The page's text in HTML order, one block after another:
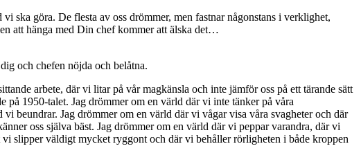
ska göra. De flesta av oss drömmer, men fastnar någonstans i verklighet,
att hänga med Din chef kommer att älska det…
och chefen nöjda och belåtna.
arbete, där vi litar på vår magkänsla och inte jämför oss på ett tärande sätt
1950-talet. Jag drömmer om en värld där vi inte tänker på våra
beundrar. Jag drömmer om en värld där vi vågar visa våra svagheter och där
oss själva bäst. Jag drömmer om en värld där vi peppar varandra, där vi
slipper väldigt mycket ryggont och där vi behåller rörligheten i både kroppen